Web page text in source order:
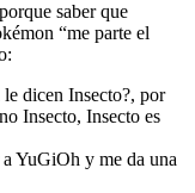
saber que
“me parte el
dicen Insecto?, por
Insecto, Insecto es
YuGiOh y me da una